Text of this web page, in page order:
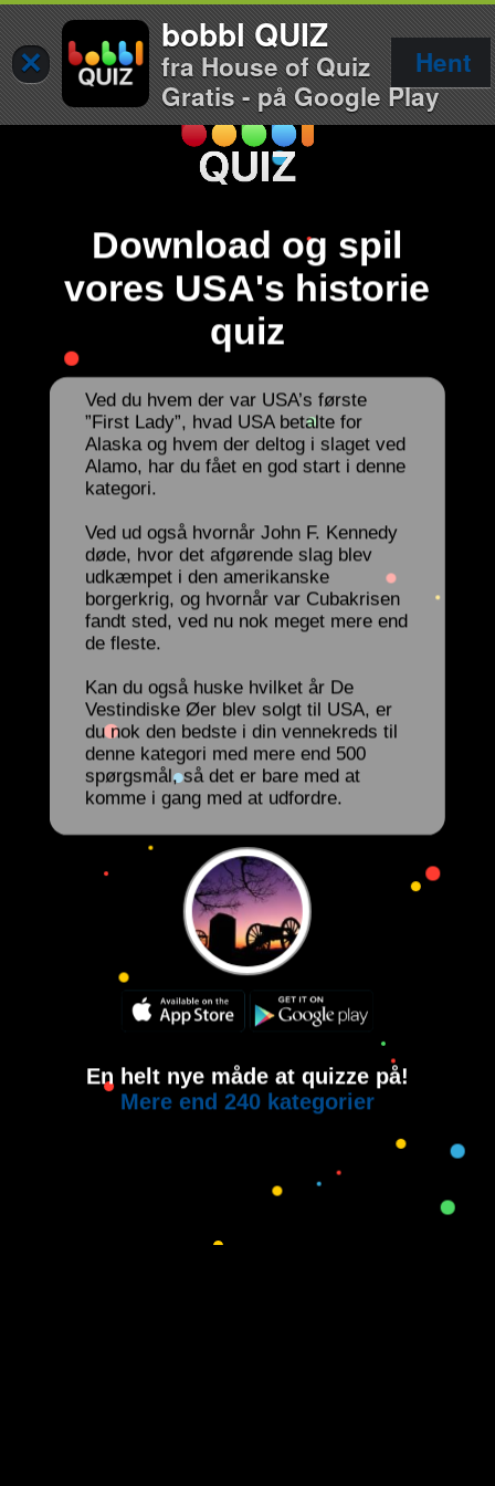
×
bobbl QUIZ
fra House of Quiz
Gratis - på Google Play
Hent
Download og spil
vores USA's historie
quiz
Ved du hvem der var USA’s første
”First Lady”, hvad USA betalte for
Alaska og hvem der deltog i slaget ved
Alamo, har du fået en god start i denne
kategori.
Ved ud også hvornår John F. Kennedy
døde, hvor det afgørende slag blev
udkæmpet i den amerikanske
borgerkrig, og hvornår var Cubakrisen
fandt sted, ved nu nok meget mere end
de fleste.
Kan du også huske hvilket år De
Vestindiske Øer blev solgt til USA, er
du nok den bedste i din vennekreds til
denne kategori med mere end 500
spørgsmål, så det er bare med at
komme i gang med at udfordre.
En helt nye måde at quizze på!
Mere end 240 kategorier